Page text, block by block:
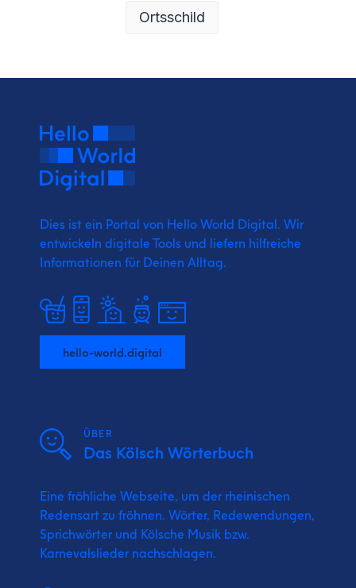
Ortsschild
Dies ist ein Portal von Hello World Digital. Wir
entwickeln digitale Tools und liefern hilfreiche
Informationen für Deinen Alltag.
hello-world.digital
ÜBER
Das Kölsch Wörterbuch
Eine fröhliche Webseite, um der rheinischen
Redensart zu fröhnen. Wörter, Redewendungen,
Sprichwörter und Kölsche Musik bzw.
Karnevalslieder nachschlagen.